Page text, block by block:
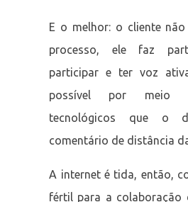
E o melhor: o cliente
processo, ele faz
participar e ter voz
possível por meio
tecnológicos que o
comentário de distância
A internet é tida, então,
fértil para a colaboração